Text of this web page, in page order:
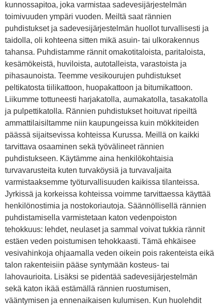
kunnossapitoa, joka varmistaa sadevesijärjestelmän
toimivuuden ympäri vuoden. Meiltä saat rännien
puhdistukset ja sadevesijärjestelmän huollot turvallisesti ja
taidolla, oli kohteena sitten mikä asuin- tai ulkorakennus
tahansa. Puhdistamme rännit omakotitaloista, paritaloista,
kesämökeistä, huviloista, autotalleista, varastoista ja
pihasaunoista. Teemme vesikourujen puhdistukset
peltikatosta tiilikattoon, huopakattoon ja bitumikattoon.
Liikumme tottuneesti harjakatolla, aumakatolla, tasakatolla
ja pulpettikatolla. Rännien puhdistukset hoituvat ripeiltä
ammattilaisiltamme niin kaupungeissa kuin mökkiteiden
päässä sijaitsevissa kohteissa Kurussa. Meillä on kaikki
tarvittava osaaminen sekä työvälineet rännien
puhdistukseen. Käytämme aina henkilökohtaisia
turvavarusteita kuten turvaköysiä ja turvavaljaita
varmistaaksemme työturvallisuuden kaikissa tilanteissa.
Jyrkissä ja korkeissa kohteissa voimme tarvittaessa käyttää
henkilönostimia ja nostokoriautoja. Säännöllisellä rännien
puhdistamisella varmistetaan katon vedenpoiston
tehokkuus: lehdet, neulaset ja sammal voivat tukkia rännit
estäen veden poistumisen tehokkaasti. Tämä ehkäisee
vesivahinkoja ohjaamalla veden oikein pois rakenteista eikä
talon rakenteisiin pääse syntymään kosteus- tai
lahovaurioita. Lisäksi se pidentää sadevesijärjestelmän
sekä katon ikää estämällä rännien ruostumisen,
vääntymisen ja ennenaikaisen kulumisen. Kun huolehdit